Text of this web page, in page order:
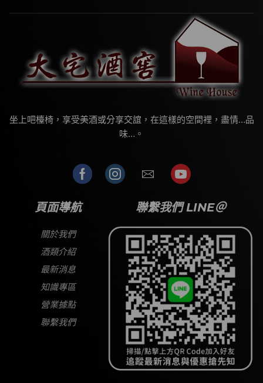
坐上吧檯椅，享受美酒或分享交誼，在這樣的空間裡，盡情…品
味…。
頁面導航
關於我們
酒類介紹
最新消息
知識專區
營業據點
聯繫我們
聯繫我們 LINE＠